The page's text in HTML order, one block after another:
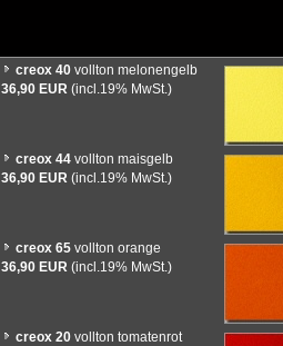
creox 40 vollton melonengelb
36,90 EUR (incl.19% MwSt.)
creox 44 vollton maisgelb
36,90 EUR (incl.19% MwSt.)
creox 65 vollton orange
36,90 EUR (incl.19% MwSt.)
creox 20 vollton tomatenrot